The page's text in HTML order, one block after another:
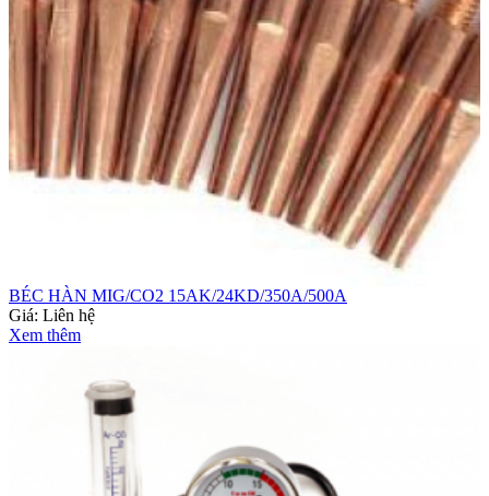
BÉC HÀN MIG/CO2 15AK/24KD/350A/500A
Giá: Liên hệ
Xem thêm